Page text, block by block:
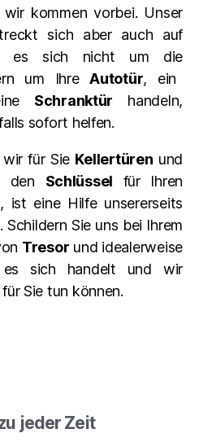
kommen vorbei. Unser
sich aber auch auf
es sich nicht um die
um IhreAutotür, ein
Schranktür handeln,
sofort helfen.
für Sie Kellertüren und
den Schlüssel für Ihren
ist eine Hilfe unsererseits
Sie uns bei Ihrem
Tresor und idealerweise
sich handelt und wir
Sie tun können.
jeder Zeit